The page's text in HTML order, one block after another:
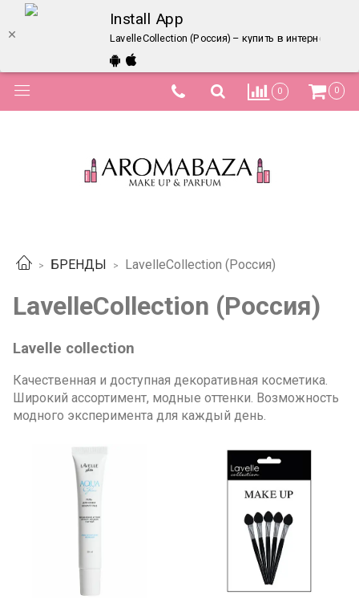
Install App
LavelleCollection (Россия) – купить в интернет-
0 0
БРЕНДЫ LavelleCollection (Россия)
LavelleCollection (Россия)
Lavelle collection
Качественная и доступная декоративная косметика.
Широкий ассортимент, модные оттенки. Возможность
модного эксперимента для каждый день.